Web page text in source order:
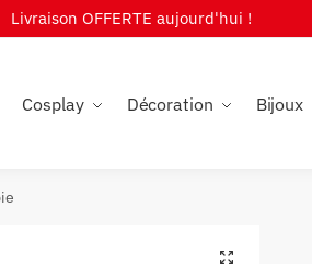
Livraison OFFERTE aujourd'hui !
Cosplay Décoration Bijoux
🔍